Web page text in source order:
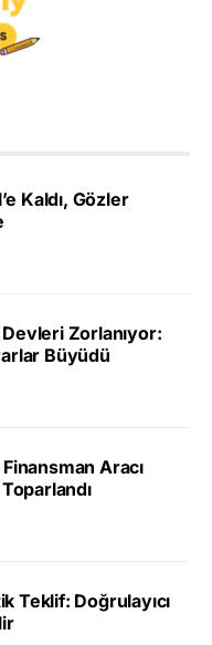
Kaldı, Gözler
Zorlanıyor:
Büyüdü
Aracı
Teklif: Doğrulayıcı